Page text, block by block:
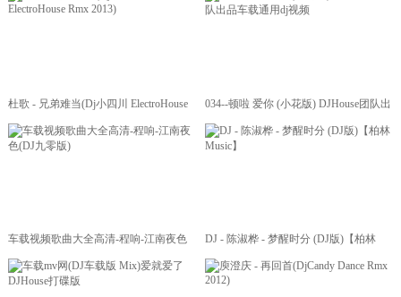
杜歌 - 兄弟难当(Dj小四川 ElectroHouse
Rmx 2013)
034--顿啦 爱你 (小花版) DJHouse团队出
品车载通用dj视频
车载视频歌曲大全高清-程响-江南夜色
(DJ九零版)
DJ - 陈淑桦 - 梦醒时分 (DJ版)【柏林
Music】